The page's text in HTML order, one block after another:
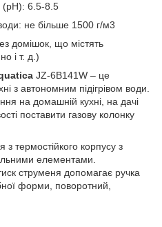
(pH): 6.5-8.5
не більше 1500 г/м3
домішок, що містять
і т. д.)
JZ-6B141W – це
з автономним підігрівом води.
на домашній кухні, на дачі
поставити газову колонку
з термостійкого корпусу з
елементами.
струменя допомагає ручка
форми, поворотний,